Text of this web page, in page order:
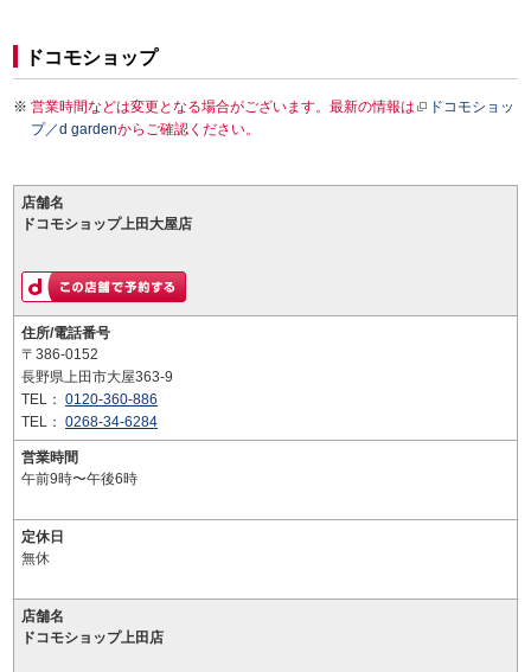
ドコモショップ
営業時間などは変更となる場合がございます。最新の情報は
ドコモショッ
プ／d gardenからご確認ください。
店舗名
ドコモショップ上田大屋店
住所/電話番号
〒386-0152
長野県上田市大屋363-9
TEL： 0120-360-886
TEL： 0268-34-6284
営業時間
午前9時〜午後6時
定休日
無休
店舗名
ドコモショップ上田店